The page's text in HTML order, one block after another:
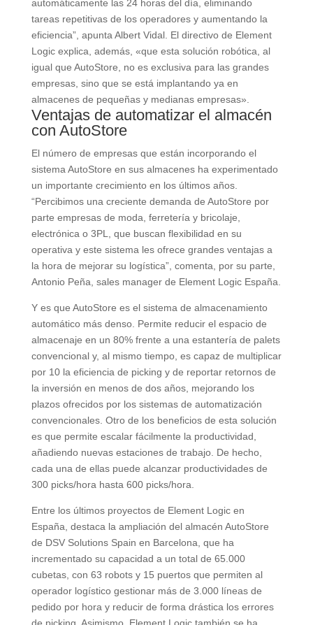
automáticamente las 24 horas del día, eliminando
tareas repetitivas de los operadores y aumentando la
eficiencia”, apunta Albert Vidal. El directivo de Element
Logic explica, además, «que esta solución robótica, al
igual que AutoStore, no es exclusiva para las grandes
empresas, sino que se está implantando ya en
almacenes de pequeñas y medianas empresas».
Ventajas de automatizar el almacén
con AutoStore
El número de empresas que están incorporando el
sistema AutoStore en sus almacenes ha experimentado
un importante crecimiento en los últimos años.
“Percibimos una creciente demanda de AutoStore por
parte empresas de moda, ferretería y bricolaje,
electrónica o 3PL, que buscan flexibilidad en su
operativa y este sistema les ofrece grandes ventajas a
la hora de mejorar su logística”, comenta, por su parte,
Antonio Peña, sales manager de Element Logic España.
Y es que AutoStore es el sistema de almacenamiento
automático más denso. Permite reducir el espacio de
almacenaje en un 80% frente a una estantería de palets
convencional y, al mismo tiempo, es capaz de multiplicar
por 10 la eficiencia de picking y de reportar retornos de
la inversión en menos de dos años, mejorando los
plazos ofrecidos por los sistemas de automatización
convencionales. Otro de los beneficios de esta solución
es que permite escalar fácilmente la productividad,
añadiendo nuevas estaciones de trabajo. De hecho,
cada una de ellas puede alcanzar productividades de
300 picks/hora hasta 600 picks/hora.
Entre los últimos proyectos de Element Logic en
España, destaca la ampliación del almacén AutoStore
de DSV Solutions Spain en Barcelona, que ha
incrementado su capacidad a un total de 65.000
cubetas, con 63 robots y 15 puertos que permiten al
operador logístico gestionar más de 3.000 líneas de
pedido por hora y reducir de forma drástica los errores